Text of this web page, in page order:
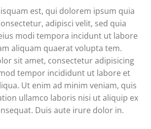
est, qui dolorem ipsum quia
adipisci velit, sed quia
modi tempora incidunt ut labore
aliquam quaerat volupta tem.
sit amet, consectetur adipisicing
tempor incididunt ut labore et
Ut enim ad minim veniam, quis
ullamco laboris nisi ut aliquip ex
Duis aute irure dolor in.